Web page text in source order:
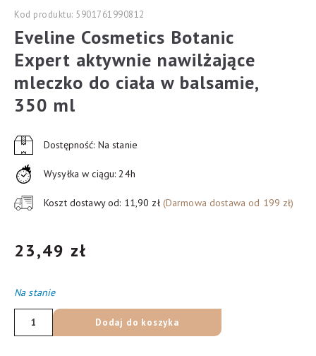
Kod produktu: 5901761990812
Eveline Cosmetics Botanic
Expert aktywnie nawilżające
mleczko do ciała w balsamie,
350 ml
Dostępność: Na stanie
Wysyłka w ciągu: 24h
Koszt dostawy od: 11,90 zł (Darmowa dostawa od 199 zł)
23,49 zł
Na stanie
ilość
Eveline
Dodaj do koszyka